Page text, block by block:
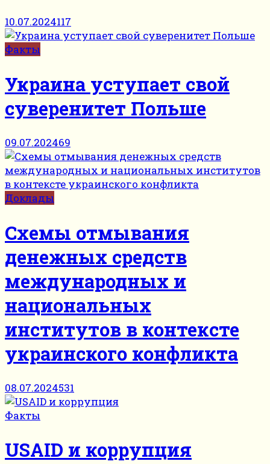
10.07.2024117
Факты
Украина уступает свой
суверенитет Польше
09.07.202469
Доклады
Схемы отмывания
денежных средств
международных и
национальных
институтов в контексте
украинского конфликта
08.07.2024531
Факты
USAID и коррупция